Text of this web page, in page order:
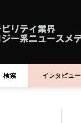
検索 インタビュー